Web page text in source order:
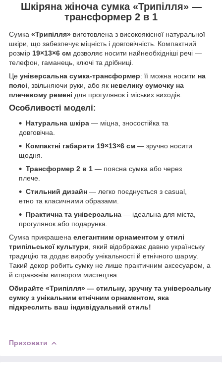
Шкіряна жіноча сумка «Трипілля» —
трансформер 2 в 1
Сумка «Трипілля» виготовлена з високоякісної натуральної
шкіри, що забезпечує міцність і довговічність. Компактний
розмір 19×13×6 см дозволяє носити найнеобхідніші речі —
телефон, гаманець, ключі та дрібниці.
Це універсальна сумка‑трансформер: її можна носити на
поясі, звільняючи руки, або як невелику сумочку на
плечевому ремені для прогулянок і міських виходів.
Особливості моделі:
Натуральна шкіра — міцна, зносостійка та
довговічна.
Компактні габарити 19×13×6 см — зручно носити
щодня.
Трансформер 2 в 1 — поясна сумка або через
плече.
Стильний дизайн — легко поєднується з casual,
етно та класичними образами.
Практична та універсальна — ідеальна для міста,
прогулянок або подарунка.
Сумка прикрашена елегантним орнаментом у стилі
трипільської культури, який відображає давню українську
традицію та додає виробу унікальності й етнічного шарму.
Такий декор робить сумку не лише практичним аксесуаром, а
й справжнім витвором мистецтва.
Обирайте «Трипілля» — стильну, зручну та універсальну
сумку з унікальним етнічним орнаментом, яка
підкреслить ваш індивідуальний стиль!
Приховати